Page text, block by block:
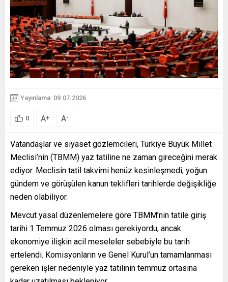
Yayınlama: 09.07.2026
0 A+ A-
Vatandaşlar ve siyaset gözlemcileri, Türkiye Büyük Millet
Meclisi’nin (TBMM) yaz tatiline ne zaman gireceğini merak
ediyor. Meclisin tatil takvimi henüz kesinleşmedi; yoğun
gündem ve görüşülen kanun teklifleri tarihlerde değişikliğe
neden olabiliyor.
Mevcut yasal düzenlemelere göre TBMM’nin tatile giriş
tarihi 1 Temmuz 2026 olması gerekiyordu, ancak
ekonomiye ilişkin acil meseleler sebebiyle bu tarih
ertelendi. Komisyonların ve Genel Kurul’un tamamlanması
gereken işler nedeniyle yaz tatilinin temmuz ortasına